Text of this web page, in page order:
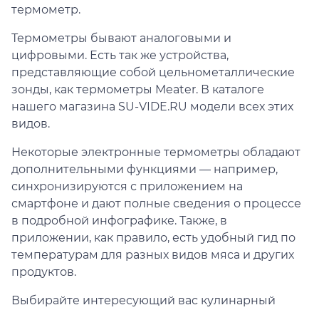
термометр.
Термометры бывают аналоговыми и
цифровыми. Есть так же устройства,
представляющие собой цельнометаллические
зонды, как термометры Meater. В каталоге
нашего магазина SU-VIDE.RU модели всех этих
видов.
Некоторые электронные термометры обладают
дополнительными функциями — например,
синхронизируются с приложением на
смартфоне и дают полные сведения о процессе
в подробной инфографике. Также, в
приложении, как правило, есть удобный гид по
температурам для разных видов мяса и других
продуктов.
Выбирайте интересующий вас кулинарный